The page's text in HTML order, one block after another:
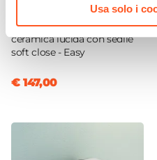
Usa solo i
SMART/DEG
Sanitari sospesi wc e bidet
ceramica lucida con sedile
soft close - Easy
€ 147,00